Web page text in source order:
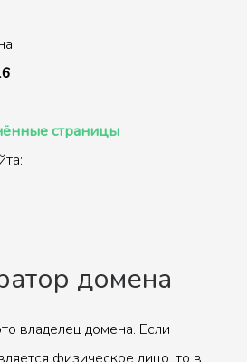
страницы
домена
владелец домена. Если